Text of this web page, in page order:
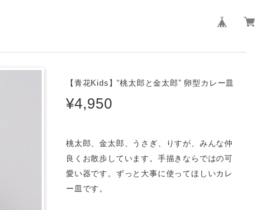
【青花Kids】“桃太郎と金太郎” 卵型カレー皿
¥4,950
桃太郎、金太郎、うさぎ、りすが、みんな仲
良くお散歩しています。手描きならではの可
愛い器です。ずっと大事に使ってほしいカレ
ー皿です。